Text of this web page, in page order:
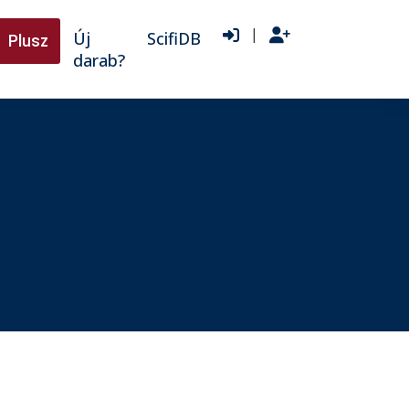
Plusz
Új
darab?
ScifiDB |